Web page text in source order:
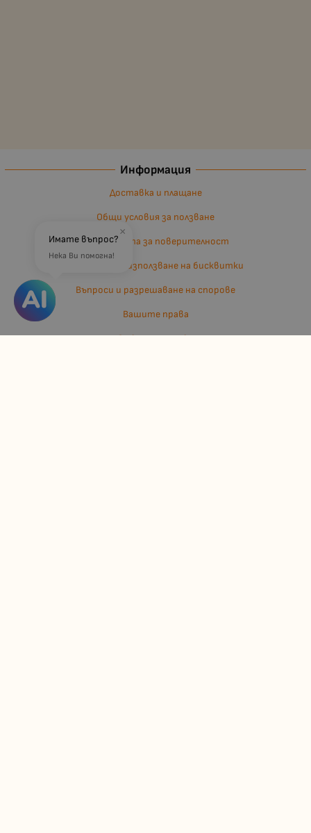
Информация
Доставка и плащане
Общи условия за ползване
Политиката за поверителност
Политика за използване на бисквитки
Въпроси и разрешаване на спорове
Вашите права
Отказ от сделка
×
Имате въпрос?
Нека Ви помогна!